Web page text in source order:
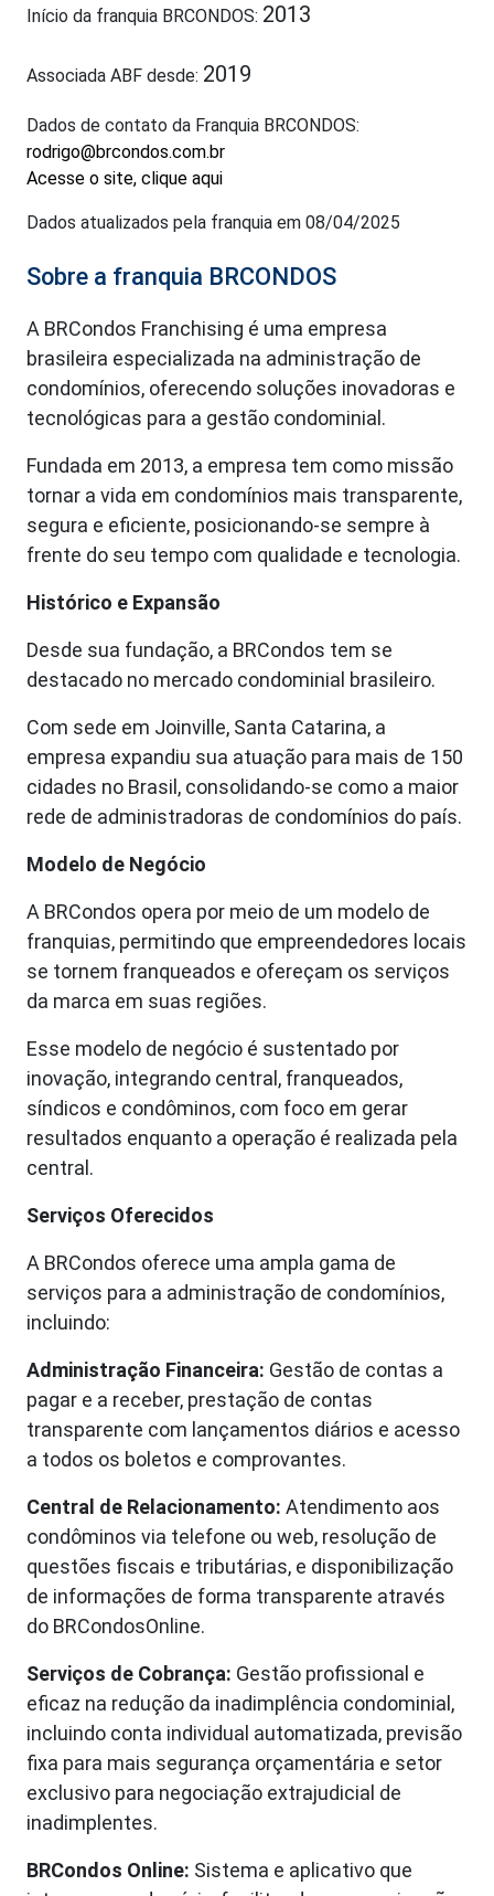
Início da franquia BRCONDOS: 2013
Associada ABF desde: 2019
Dados de contato da Franquia BRCONDOS:
rodrigo@brcondos.com.br
Acesse o site, clique aqui
Dados atualizados pela franquia em 08/04/2025
Sobre a franquia BRCONDOS
A BRCondos Franchising é uma empresa
brasileira especializada na administração de
condomínios, oferecendo soluções inovadoras e
tecnológicas para a gestão condominial.
Fundada em 2013, a empresa tem como missão
tornar a vida em condomínios mais transparente,
segura e eficiente, posicionando-se sempre à
frente do seu tempo com qualidade e tecnologia.
Histórico e Expansão
Desde sua fundação, a BRCondos tem se
destacado no mercado condominial brasileiro.
Com sede em Joinville, Santa Catarina, a
empresa expandiu sua atuação para mais de 150
cidades no Brasil, consolidando-se como a maior
rede de administradoras de condomínios do país.
Modelo de Negócio
A BRCondos opera por meio de um modelo de
franquias, permitindo que empreendedores locais
se tornem franqueados e ofereçam os serviços
da marca em suas regiões.
Esse modelo de negócio é sustentado por
inovação, integrando central, franqueados,
síndicos e condôminos, com foco em gerar
resultados enquanto a operação é realizada pela
central.
Serviços Oferecidos
A BRCondos oferece uma ampla gama de
serviços para a administração de condomínios,
incluindo:
Administração Financeira: Gestão de contas a
pagar e a receber, prestação de contas
transparente com lançamentos diários e acesso
a todos os boletos e comprovantes.
Central de Relacionamento: Atendimento aos
condôminos via telefone ou web, resolução de
questões fiscais e tributárias, e disponibilização
de informações de forma transparente através
do BRCondosOnline.
Serviços de Cobrança: Gestão profissional e
eficaz na redução da inadimplência condominial,
incluindo conta individual automatizada, previsão
fixa para mais segurança orçamentária e setor
exclusivo para negociação extrajudicial de
inadimplentes.
BRCondos Online: Sistema e aplicativo que